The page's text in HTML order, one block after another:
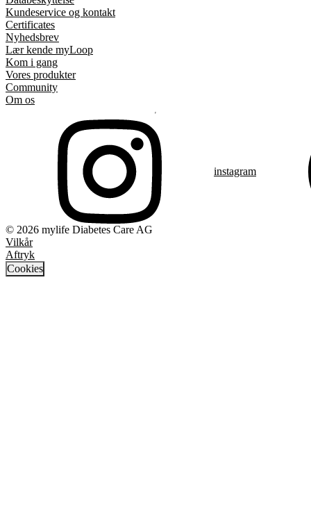
Kundeservice og kontakt
Certificates
Nyhedsbrev
Lær kende myLoop
Kom i gang
Vores produkter
Community
Om os
instagram
© 2026 mylife Diabetes Care AG
Vilkår
Aftryk
Cookies